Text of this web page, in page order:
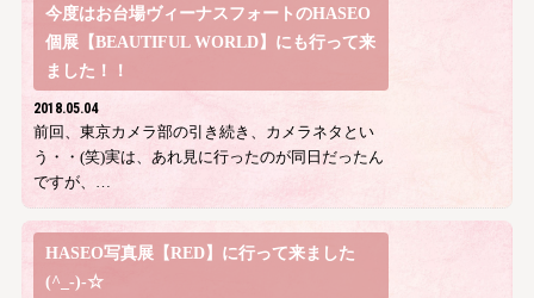
今度はお台場ヴィーナスフォートのHASEO
個展【BEAUTIFUL WORLD】にも行って来
ました！！
2018.05.04
前回、東京カメラ部の引き続き、カメラネタとい
う・・(笑)実は、あれ見に行ったのが同日だったん
ですが、…
HASEO写真展【RED】に行って来ました
(^_-)-☆